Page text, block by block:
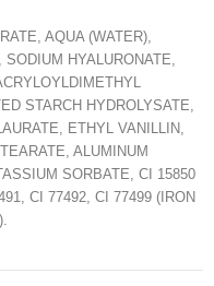
AQUA (WATER),
HYALURONATE,
STARCH HYDROLYSATE,
ETHYL VANILLIN,
ALUMINUM
SORBATE, CI 15850
CI 77492, CI 77499 (IRON